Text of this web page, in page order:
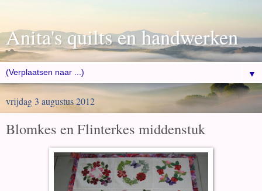
Anita's quilts en handwerken
▼
vrijdag 3 augustus 2012
Blomkes en Flinterkes middenstuk